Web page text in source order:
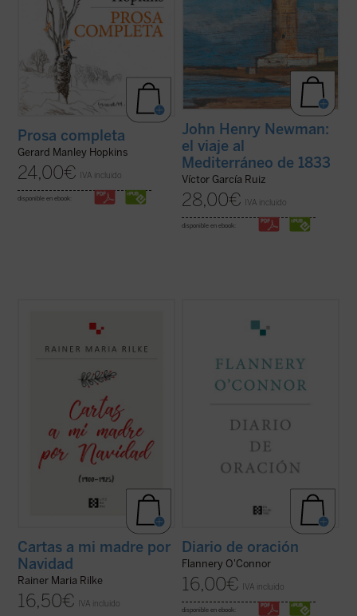
Prosa completa
Gerard Manley Hopkins
24,00€ IVA incluido
disponible en ebook:
John Henry Newman:
el viaje al
Mediterráneo de 1833
Víctor García Ruiz
28,00€ IVA incluido
disponible en ebook:
correspondencia navideña con su madre
desde 1900 hasta 1925. Estas cartas están
contienen algunos rasgos conmovedores,
Cartas a mi madre por
Navidad
Rainer Maria Rilke
16,50€ IVA incluido
contenía una serie de «cartas dirigidas a
Dios». Consciente de que estaba haciendo
supuesto un cambio en su vida.... (ver ficha)
Diario de oración
Flannery O'Connor
16,00€ IVA incluido
disponible en ebook: